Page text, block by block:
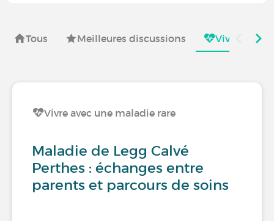
Tous Meilleures discussions Vivre avec
Vivre avec une maladie rare
Maladie de Legg Calvé
Perthes : échanges entre
parents et parcours de soins